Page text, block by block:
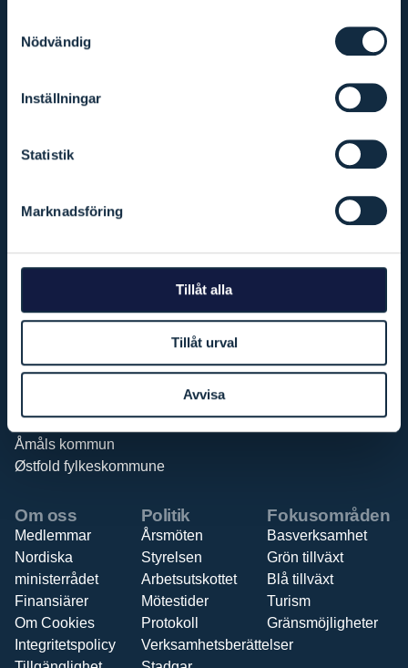
Nödvändig
Inställningar
Statistik
Marknadsföring
Tillåt alla
Tillåt urval
Avvisa
Medlemmar
Dals-Eds kommun
Halden kommune
Rakkestad kommune
Sarpsborg kommune
Trollhättans Stad
Västra Götalandsregionen
Åmåls kommun
Østfold fylkeskommune
Om oss
Medlemmar
Nordiska
ministerrådet
Finansiärer
Om Cookies
Integritetspolicy
Politik
Årsmöten
Styrelsen
Arbetsutskottet
Mötestider
Protokoll
Verksamhetsberättelser
Fokusområden
Basverksamhet
Grön tillväxt
Blå tillväxt
Turism
Gränsmöjligheter